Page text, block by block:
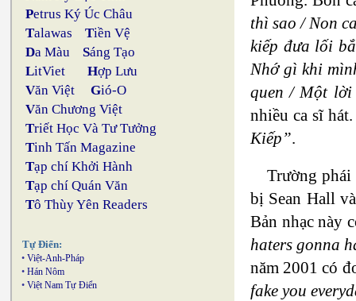
Petrus Ký Úc Châu
Talawas Tiền Vệ
Da Màu Sáng Tạo
LitViet Hợp Lưu
Văn Việt Gió-O
Văn Chương Việt
Triết Học Và Tư Tưởng
Tinh Tấn Magazine
Tạp chí Khởi Hành
Tạp chí Quán Văn
Tô Thùy Yên Readers
Tự Điển:
• Việt-Anh-Pháp
• Hán Nôm
• Việt Nam Tự Điển
thì sao / Non
kiếp đưa lối
Nhớ gì khi
quen / Một lời
nhiều ca sĩ
Kiếp”.
Trường
bị Sean Hall
Bản nhạc này
haters gonna
năm 2001 có
fake you